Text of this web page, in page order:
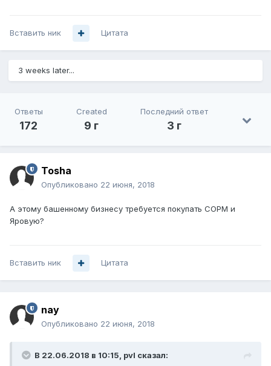
Вставить ник Цитата
3 weeks later...
Ответы
172
Created
9 г
Последний ответ
3 г
Tosha
Опубликовано 22 июня, 2018
А этому башенному бизнесу требуется покупать СОРМ и
Яровую?
Вставить ник Цитата
nay
Опубликовано 22 июня, 2018
В 22.06.2018 в 10:15, pvl сказал: